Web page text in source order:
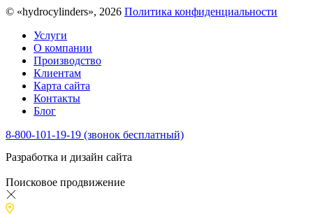
© «hydrocylinders», 2026 Политика конфиденциальности
Услуги
О компании
Производство
Клиентам
Карта сайта
Контакты
Блог
8-800-101-19-19 (звонок бесплатный)
Разработка и дизайн сайта
Поисковое продвижение